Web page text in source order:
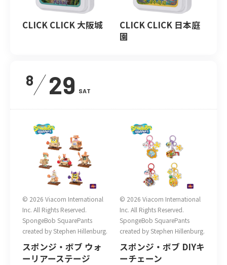
CLICK CLICK 大阪城
CLICK CLICK 日本庭
園
8 29 SAT
© 2026 Viacom International
Inc. All Rights Reserved.
SpongeBob SquarePants
created by Stephen Hillenburg.
スポンジ・ボブ ウォ
ーリアーステージ
© 2026 Viacom International
Inc. All Rights Reserved.
SpongeBob SquarePants
created by Stephen Hillenburg.
スポンジ・ボブ DIYキ
ーチェーン